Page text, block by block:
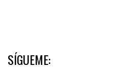
SÍGUEME: